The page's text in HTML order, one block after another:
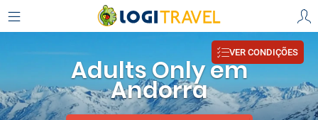
Adults Only em
Andorra
VER CONDIÇÕES